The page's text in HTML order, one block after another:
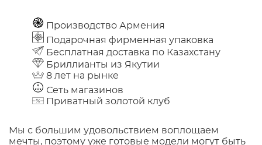
Производство Армения
Подарочная фирменная упаковка
Бесплатная доставка по Казахстану
Бриллианты из Якутии
8 лет на рынке
Сеть магазинов
Приватный золотой клуб
Мы с большим удовольствием воплощаем
мечты, поэтому уже готовые модели могут быть